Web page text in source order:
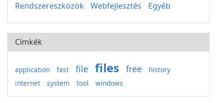
Rendszereszközök
Webfejlesztés Egyéb
Címkék
application fast file files free
history
internet
system tool windows